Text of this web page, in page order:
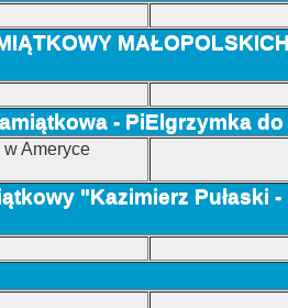
- PiElgrzymka
Ameryce
"Kazimierz Pułaski